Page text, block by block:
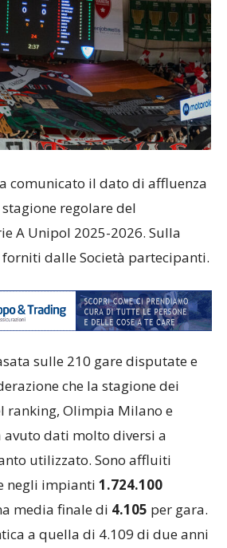
comunicato il dato di affluenza
regolare del
A Unipol 2025-2026. Sulla
forniti dalle Società partecipanti.
sulle 210 gare disputate e
che la stagione dei
ranking, Olimpia Milano e
avuto dati molto diversi a
utilizzato. Sono affluiti
negli impianti 1.724.100
media finale di 4.105 per gara.
a quella di 4.109 di due anni